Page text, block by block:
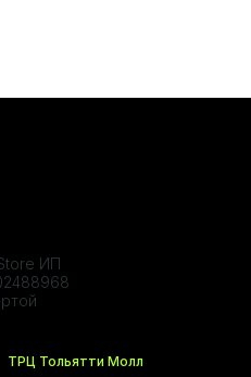
ИП
ТРЦ Тольятти Молл